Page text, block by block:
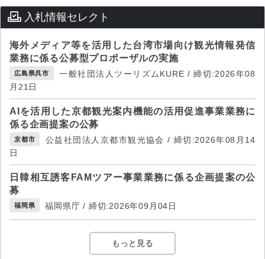
入札情報セレクト
海外メディア等を活用した台湾市場向け観光情報発信
業務に係る公募型プロポーザルの実施
広島県呉市
一般社団法人ツーリズムKURE / 締切:2026年08
月21日
AIを活用した京都観光案内機能の活用促進事業業務に
係る企画提案の公募
京都市
公益社団法人京都市観光協会 / 締切:2026年08月14
日
日韓相互誘客FAMツアー事業業務に係る企画提案の公
募
福岡県 福岡県庁 / 締切:2026年09月04日
もっと見る